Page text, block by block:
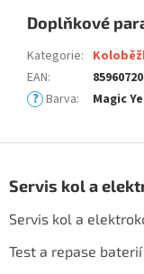
Doplňkové
Kategorie:
EAN:
? Barva: Magic
pServis kol a
Servis kol a
Test a repase